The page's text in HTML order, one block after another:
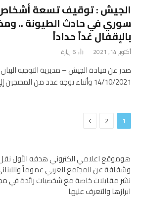
الجيش : توقيف تسعة
سوري في حادث الطيونة ..
بالإقفال غداً حداداً
أكتوبر 14, 2021 6 زيارة
صدر عن قيادة الجيش – مديرية التوجيه البيان
14/10/2021 وأثناء توجه عدد من المحتجين إلى منطقة العدلية…
1
2 التالي
هوموقع اعلامي الكتروني هدفه الأول
وشفافة عن المجتمع العربي عموماً
نشر مقابلات خاصة مع شخصيات رائدة في
ابرازها والتعرف عليها